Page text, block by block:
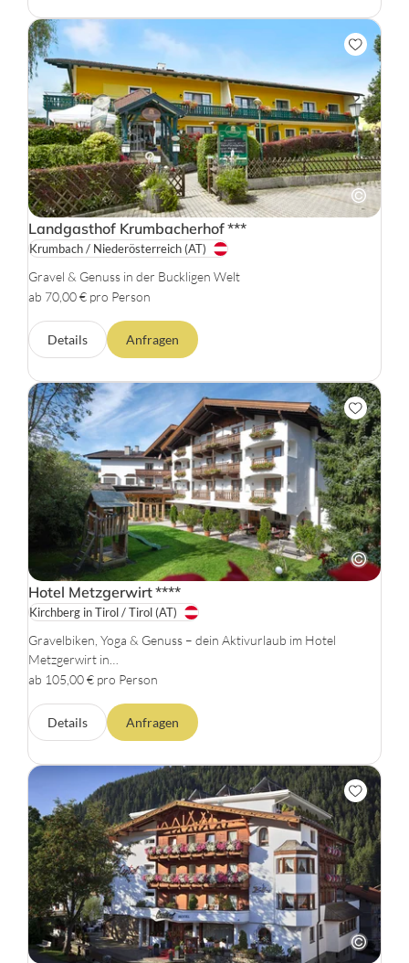
Landgasthof Krumbacherhof***
Krumbach / Niederösterreich (AT)
Gravel & Genuss in der Buckligen Welt
ab 70,00 € pro Person
Details Anfragen
Hotel Metzgerwirt****
Kirchberg in Tirol / Tirol (AT)
Gravelbiken, Yoga & Genuss – dein Aktivurlaub im Hotel
Metzgerwirt in…
ab 105,00 € pro Person
Details Anfragen